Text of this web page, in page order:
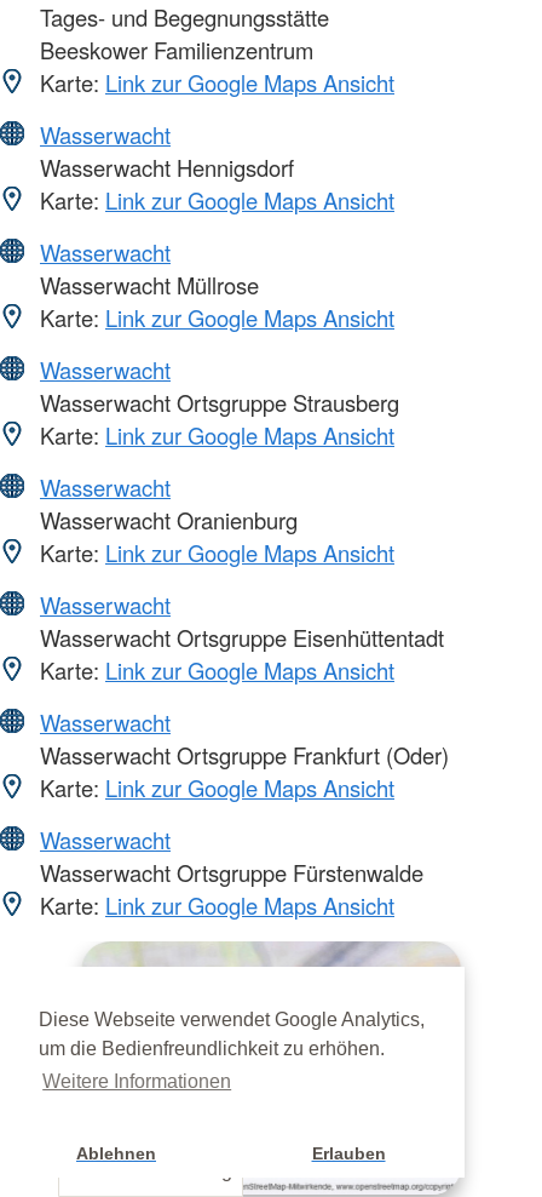
Diese Webseite verwendet Google Analytics,
um die Bedienfreundlichkeit zu erhöhen.
Weitere Informationen
Ablehnen Erlauben
Tages- und Begegnungsstätte
Beeskower Familienzentrum
Karte: Link zur Google Maps Ansicht
Wasserwacht
Wasserwacht Hennigsdorf
Karte: Link zur Google Maps Ansicht
Wasserwacht
Wasserwacht Müllrose
Karte: Link zur Google Maps Ansicht
Wasserwacht
Wasserwacht Ortsgruppe Strausberg
Karte: Link zur Google Maps Ansicht
Wasserwacht
Wasserwacht Oranienburg
Karte: Link zur Google Maps Ansicht
Wasserwacht
Wasserwacht Ortsgruppe Eisenhüttentadt
Karte: Link zur Google Maps Ansicht
Wasserwacht
Wasserwacht Ortsgruppe Frankfurt (Oder)
Karte: Link zur Google Maps Ansicht
Wasserwacht
Wasserwacht Ortsgruppe Fürstenwalde
Karte: Link zur Google Maps Ansicht